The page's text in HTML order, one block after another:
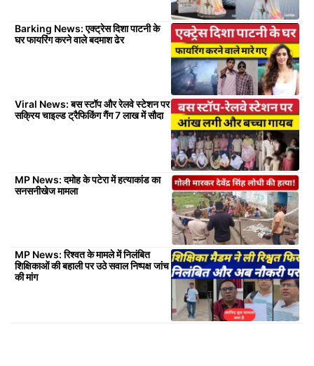
Barking News: एक्ट्रेस दिशा पाटनी के
घर फायरिंग करने वाले बदमाश ढेर
Viral News: बस स्टॉप और रेलवे स्टेशन पर
सक्रिय चाइल्ड ट्रैफिकिंग गैंग 7 लाख में सौदा
MP News: दमोह के पटेरा में हत्याकांड का
सनसनीखेज मामला
MP News: रिश्वत के मामले में निलंबित
शिक्षिकाओं की बहाली पर उठे सवाल निष्पक्ष जांच
की मांग